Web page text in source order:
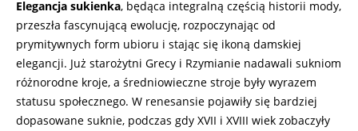
Elegancja sukienka, będąca integralną częścią historii mody,
przeszła fascynującą ewolucję, rozpoczynając od
prymitywnych form ubioru i stając się ikoną damskiej
elegancji. Już starożytni Grecy i Rzymianie nadawali sukniom
różnorodne kroje, a średniowieczne stroje były wyrazem
statusu społecznego. W renesansie pojawiły się bardziej
dopasowane suknie, podczas gdy XVII i XVIII wiek zobaczyły